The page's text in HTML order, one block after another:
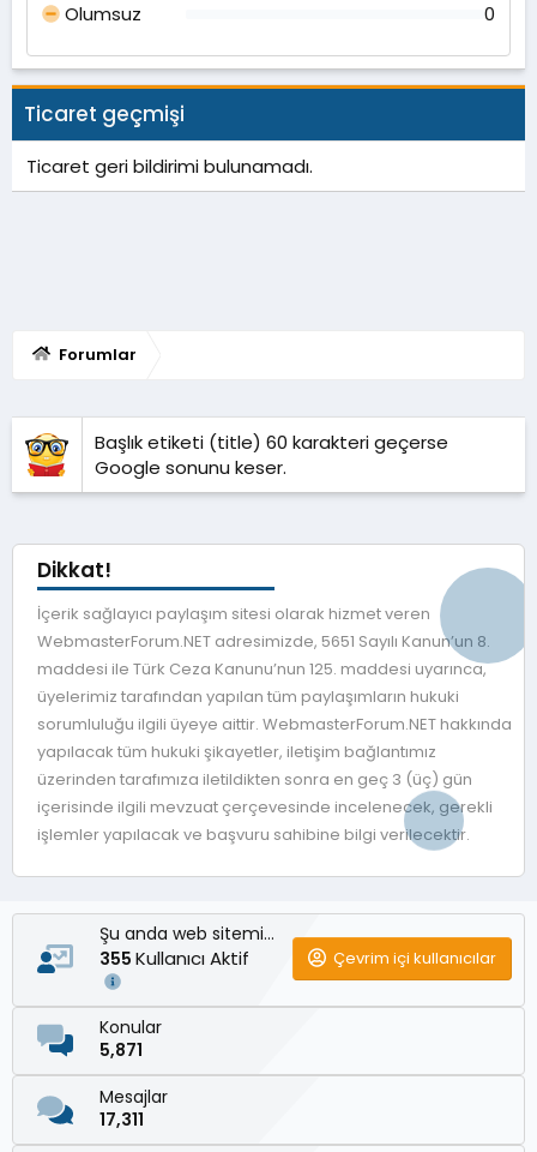
Olumsuz
0
Ticaret geçmişi
Ticaret geri bildirimi bulunamadı.
Forumlar
Başlık etiketi (title) 60 karakteri geçerse
Google sonunu keser.
Dikkat!
İçerik sağlayıcı paylaşım sitesi olarak hizmet veren
WebmasterForum.NET adresimizde, 5651 Sayılı Kanun’un 8.
maddesi ile Türk Ceza Kanunu’nun 125. maddesi uyarınca,
üyelerimiz tarafından yapılan tüm paylaşımların hukuki
sorumluluğu ilgili üyeye aittir. WebmasterForum.NET hakkında
yapılacak tüm hukuki şikayetler, iletişim bağlantımız
üzerinden tarafımıza iletildikten sonra en geç 3 (üç) gün
içerisinde ilgili mevzuat çerçevesinde incelenecek, gerekli
işlemler yapılacak ve başvuru sahibine bilgi verilecektir.
Şu anda web sitemizde
355 Kullanıcı Aktif Çevrim içi kullanıcılar
Konular
5,871
Mesajlar
17,311